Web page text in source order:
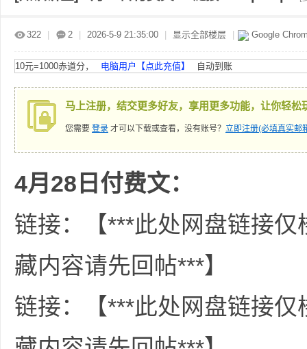
322 2 2026-5-9 21:35:00 显示全部楼层 Google
10元=1000赤道分， 电脑用户【点此充值】 自动到账
马上注册，结交更多好友，享用更多功能，让你轻松
您需要 登录 才可以下载或查看，没有账号？ 立即注册(必填真实邮
4月28日付费文：
链接：【***此处网盘链接
藏内容请先回帖***】
链接：【***此处网盘链接